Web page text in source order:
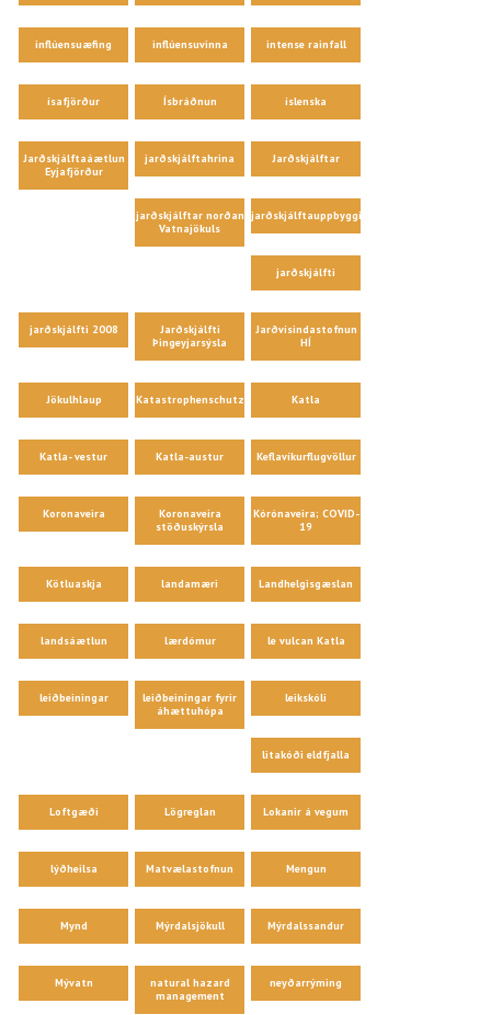
inflúensuæfing inflúensuvinna intense rainfall
ísafjörður Ísbráðnun íslenska
Jarðskjálftaáætlun
Eyjafjörður
jarðskjálftahrina Jarðskjálftar
jarðskjálftar norðan
Vatnajökuls
jarðskjálftauppbygging
jarðskjálfti
jarðskjálfti 2008
Jarðskjálfti
Þingeyjarsýsla
Jarðvísindastofnun
HÍ
Jökulhlaup Katastrophenschutz Katla
Katla- vestur Katla-austur Keflavíkurflugvöllur
Koronaveira
Koronaveira
stöðuskýrsla
Kórónaveira; COVID-
19
Kötluaskja landamæri Landhelgisgæslan
landsáætlun lærdómur le vulcan Katla
leiðbeiningar
leiðbeiningar fyrir
áhættuhópa
leikskóli
litakóði eldfjalla
Loftgæði Lögreglan Lokanir á vegum
lýðheilsa Matvælastofnun Mengun
Mynd Mýrdalsjökull Mýrdalssandur
Mývatn
natural hazard
management
neyðarrýming